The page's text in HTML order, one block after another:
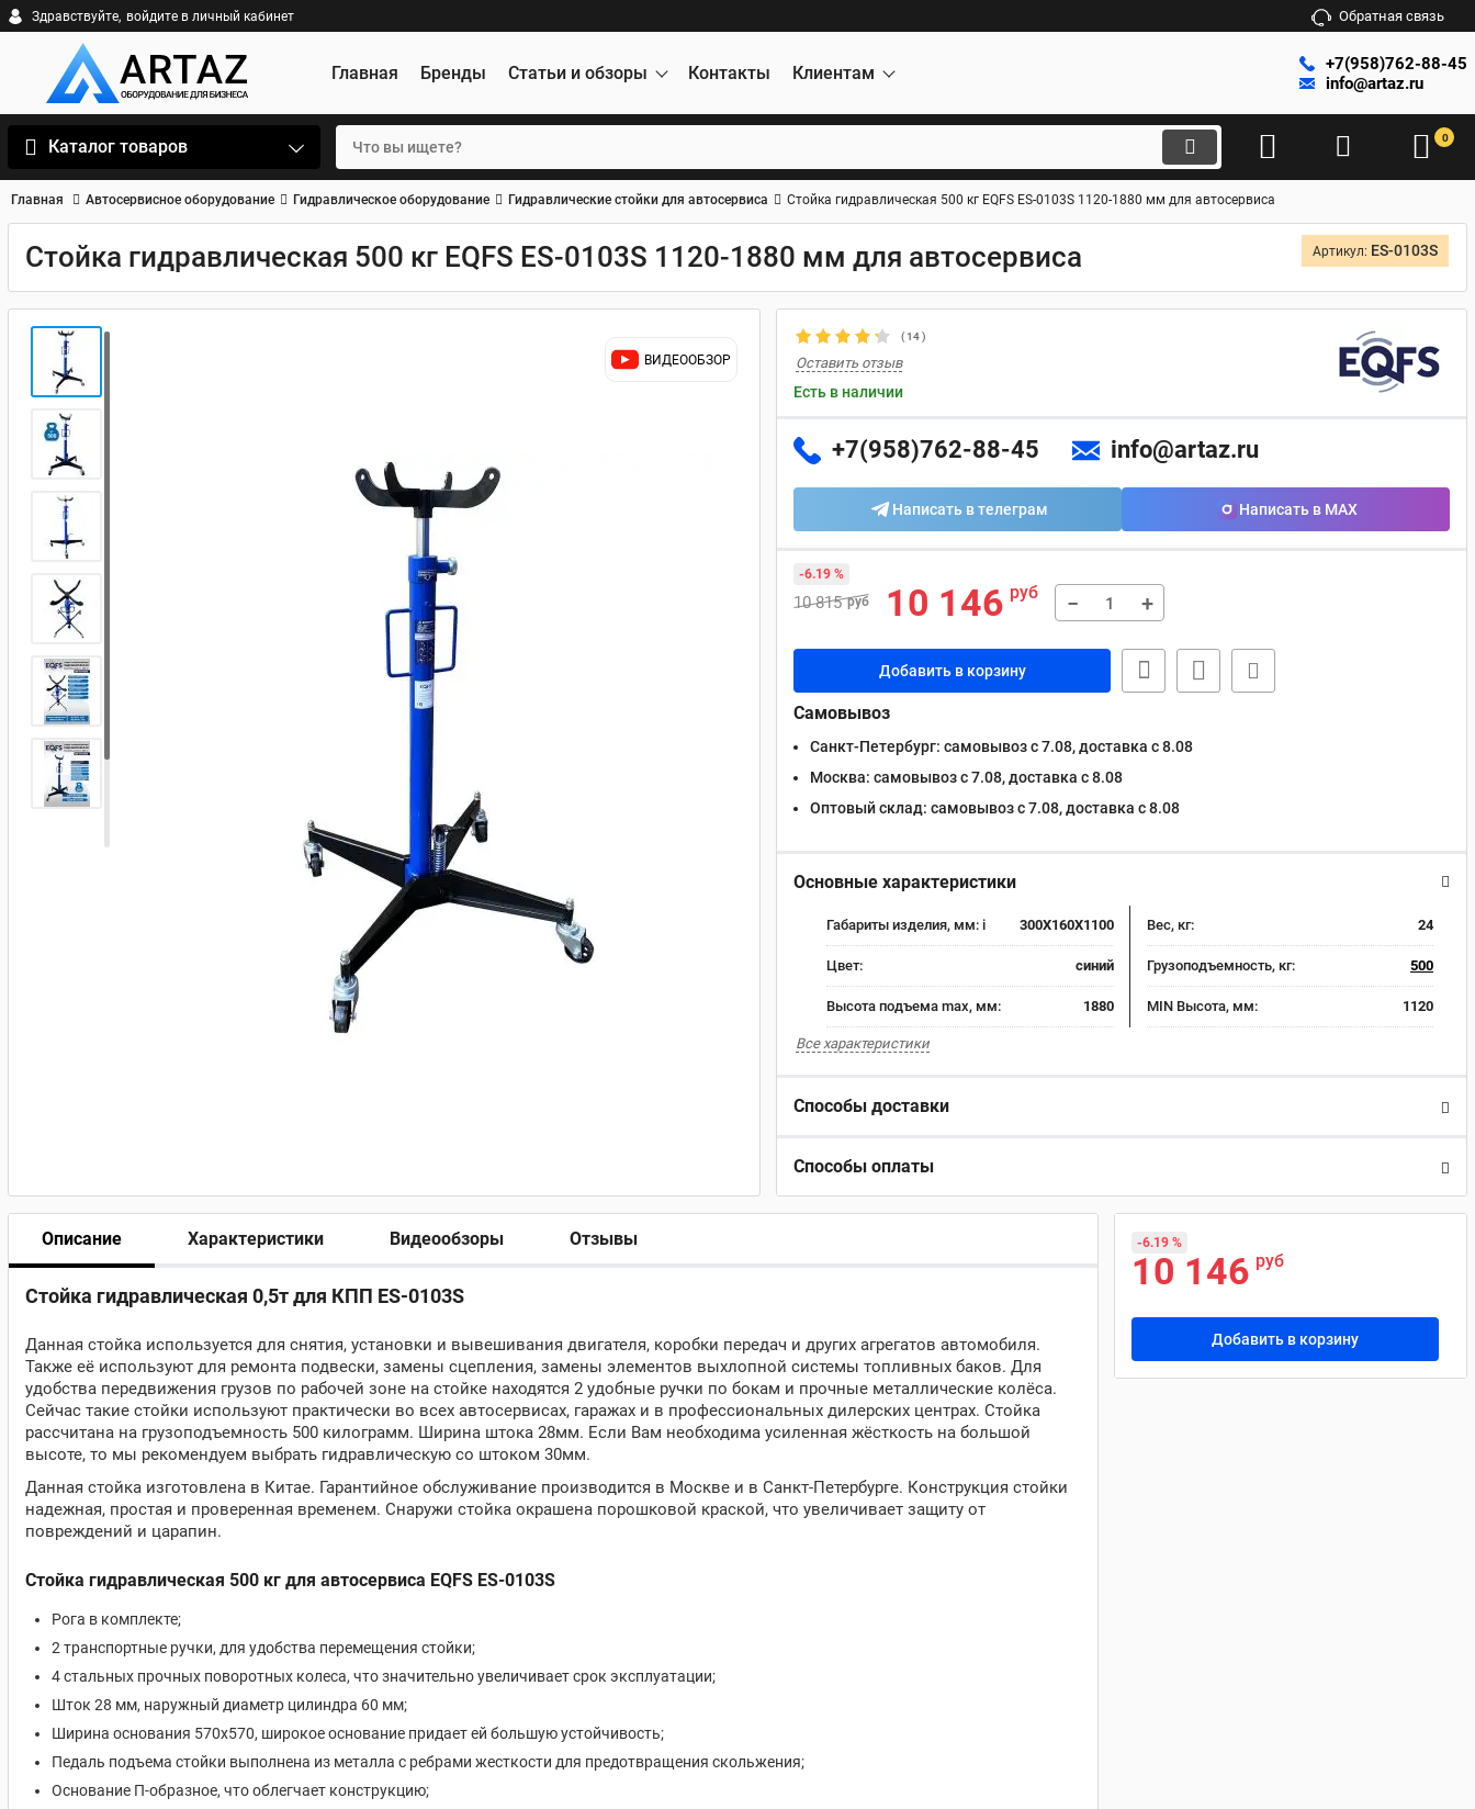
Здравствуйте, войдите в личный кабинет Обратная связь
Главная Бренды Статьи и обзоры Контакты Клиентам
+7(958)762-88-45
info@artaz.ru
Каталог товаров 0
Главная Автосервисное оборудование Гидравлическое оборудование Гидравлические стойки для автосервиса Стойка гидравлическая 500 кг EQFS ES-0103S 1120-1880 мм для автосервиса
Стойка гидравлическая 500 кг EQFS ES-0103S 1120-1880 мм для автосервиса Артикул: ES-0103S
ВИДЕООБЗОР
(14)
Оставить отзыв
Есть в наличии
+7(958)762-88-45 info@artaz.ru
Написать в телеграм Написать в MAX
10 815 руб 10 146 руб
-6.19 %
− +
Добавить в корзину
Самовывоз
Санкт-Петербург: самовывоз с 7.08, доставка c 8.08
Москва: самовывоз с 7.08, доставка c 8.08
Оптовый склад: самовывоз с 7.08, доставка c 8.08
Основные характеристики
Габариты изделия, мм: i 300X160X1100 Вес, кг: 24
Цвет: синий Грузоподъемность, кг: 500
Высота подъема max, мм: 1880 MIN Высота, мм: 1120
Все характеристики
Способы доставки
Способы оплаты
Описание Характеристики Видеообзоры Отзывы
Стойка гидравлическая 0,5т для КПП ES-0103S
Данная стойка используется для снятия, установки и вывешивания двигателя, коробки передач и других агрегатов автомобиля.
Также её используют для ремонта подвески, замены сцепления, замены элементов выхлопной системы топливных баков. Для
удобства передвижения грузов по рабочей зоне на стойке находятся 2 удобные ручки по бокам и прочные металлические колёса.
Сейчас такие стойки используют практически во всех автосервисах, гаражах и в профессиональных дилерских центрах. Стойка
рассчитана на грузоподъемность 500 килограмм. Ширина штока 28мм. Если Вам необходима усиленная жёсткость на большой
высоте, то мы рекомендуем выбрать гидравлическую со штоком 30мм.
Данная стойка изготовлена в Китае. Гарантийное обслуживание производится в Москве и в Санкт-Петербурге. Конструкция стойки
надежная, простая и проверенная временем. Снаружи стойка окрашена порошковой краской, что увеличивает защиту от
повреждений и царапин.
Стойка гидравлическая 500 кг для автосервиса EQFS ES-0103S
Рога в комплекте;
2 транспортные ручки, для удобства перемещения стойки;
4 стальных прочных поворотных колеса, что значительно увеличивает срок эксплуатации;
Шток 28 мм, наружный диаметр цилиндра 60 мм;
Ширина основания 570х570, широкое основание придает ей большую устойчивость;
Педаль подъема стойки выполнена из металла с ребрами жесткости для предотвращения скольжения;
Основание П-образное, что облегчает конструкцию;
10 146 руб
-6.19 %
Добавить в корзину